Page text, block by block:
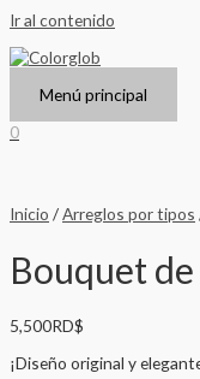
Ir al contenido
Menú principal
0
Inicio /Arreglos por tipos
Bouquet
5,500RD$
¡Diseño original y